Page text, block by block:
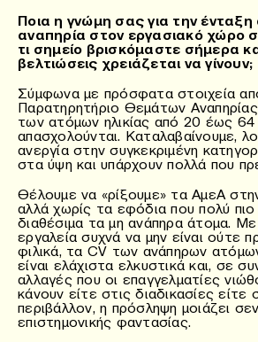
Ποια η γνώμη σας για την
αναπηρία στον εργασιακό χώρο
τι σημείο βρισκόμαστε σήμερα
βελτιώσεις χρειάζεται να γίνουν;
Σύμφωνα με πρόσφατα στοιχεία
Παρατηρητήριο Θεμάτων
των ατόμων ηλικίας από 20 έως
απασχολούνται. Καταλαβαίνουμε,
ανεργία στην συγκεκριμένη
στα ύψη και υπάρχουν πολλά που
Θέλουμε να «ρίξουμε» τα ΑμεΑ
αλλά χωρίς τα εφόδια που πολύ
διαθέσιμα τα μη ανάπηρα άτομα. Με
εργαλεία συχνά να μην είναι ούτε
φιλικά, τα CV των ανάπηρων
είναι ελάχιστα ελκυστικά και, σε
αλλαγές που οι επαγγελματίες
κάνουν είτε στις διαδικασίες
περιβάλλον, η πρόσληψη μοιάζει
επιστημονικής φαντασίας.